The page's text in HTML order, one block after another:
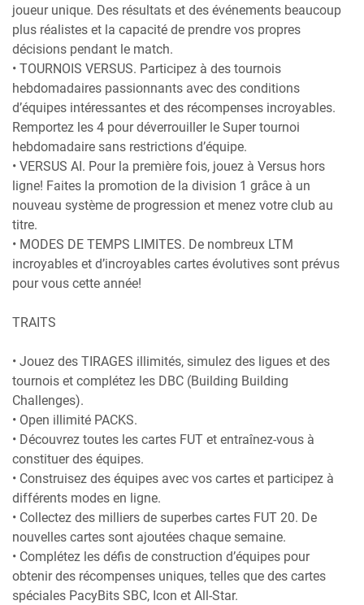
joueur unique. Des résultats et des événements beaucoup
plus réalistes et la capacité de prendre vos propres
décisions pendant le match.
• TOURNOIS VERSUS. Participez à des tournois
hebdomadaires passionnants avec des conditions
d’équipes intéressantes et des récompenses incroyables.
Remportez les 4 pour déverrouiller le Super tournoi
hebdomadaire sans restrictions d’équipe.
• VERSUS AI. Pour la première fois, jouez à Versus hors
ligne! Faites la promotion de la division 1 grâce à un
nouveau système de progression et menez votre club au
titre.
• MODES DE TEMPS LIMITES. De nombreux LTM
incroyables et d’incroyables cartes évolutives sont prévus
pour vous cette année!
TRAITS
• Jouez des TIRAGES illimités, simulez des ligues et des
tournois et complétez les DBC (Building Building
Challenges).
• Open illimité PACKS.
• Découvrez toutes les cartes FUT et entraînez-vous à
constituer des équipes.
• Construisez des équipes avec vos cartes et participez à
différents modes en ligne.
• Collectez des milliers de superbes cartes FUT 20. De
nouvelles cartes sont ajoutées chaque semaine.
• Complétez les défis de construction d’équipes pour
obtenir des récompenses uniques, telles que des cartes
spéciales PacyBits SBC, Icon et All-Star.